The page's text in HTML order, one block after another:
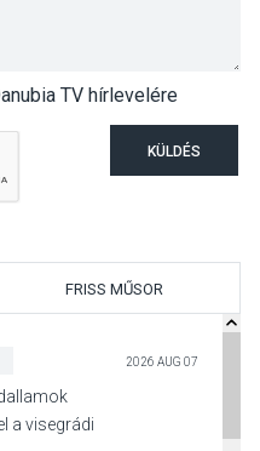
TV hírlevelére
KÜLDÉS
FRISS MŰSOR
2026 AUG 07
a visegrádi